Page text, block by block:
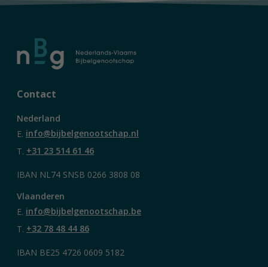
Contact
Nederland
E. info@bijbelgenootschap.nl
T. +31 23 514 61 46
IBAN NL74 SNSB 0266 3808 08
Vlaanderen
E. info@bijbelgenootschap.be
T. +32 78 48 44 86
IBAN BE25 4726 0609 5182